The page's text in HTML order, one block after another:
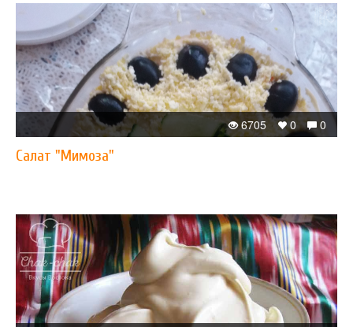
0
0
6705
Салат "Мимоза"